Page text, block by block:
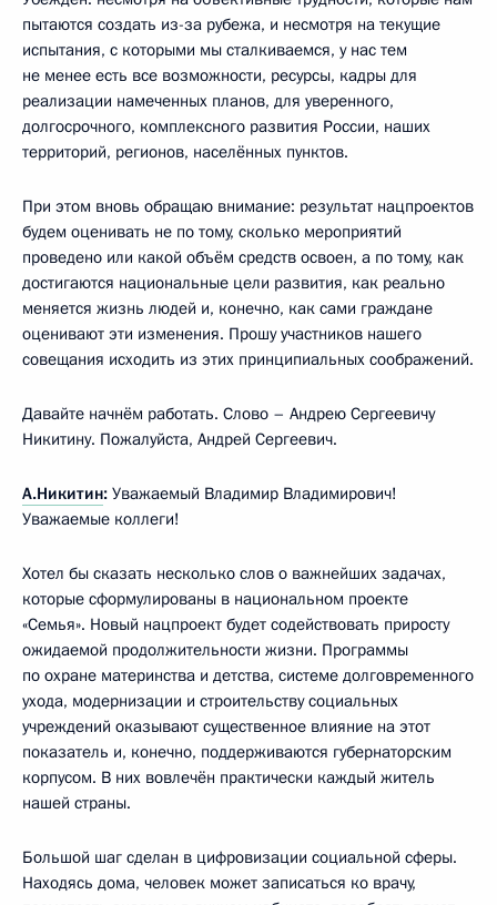
пытаются создать из-за рубежа, и несмотря на текущие
испытания, с которыми мы сталкиваемся, у нас тем
не менее есть все возможности, ресурсы, кадры для
реализации намеченных планов, для уверенного,
долгосрочного, комплексного развития России, наших
территорий, регионов, населённых пунктов.
При этом вновь обращаю внимание: результат нацпроектов
будем оценивать не по тому, сколько мероприятий
проведено или какой объём средств освоен, а по тому, как
достигаются национальные цели развития, как реально
меняется жизнь людей и, конечно, как сами граждане
оценивают эти изменения. Прошу участников нашего
совещания исходить из этих принципиальных соображений.
Давайте начнём работать. Слово – Андрею Сергеевичу
Никитину. Пожалуйста, Андрей Сергеевич.
А.Никитин: Уважаемый Владимир Владимирович!
Уважаемые коллеги!
Хотел бы сказать несколько слов о важнейших задачах,
которые сформулированы в национальном проекте
«Семья». Новый нацпроект будет содействовать приросту
ожидаемой продолжительности жизни. Программы
по охране материнства и детства, системе долговременного
ухода, модернизации и строительству социальных
учреждений оказывают существенное влияние на этот
показатель и, конечно, поддерживаются губернаторским
корпусом. В них вовлечён практически каждый житель
нашей страны.
Большой шаг сделан в цифровизации социальной сферы.
Находясь дома, человек может записаться ко врачу,